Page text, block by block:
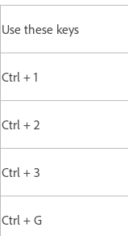
Use these keys
Ctrl + 1
Ctrl + 2
Ctrl + 3
Ctrl + G